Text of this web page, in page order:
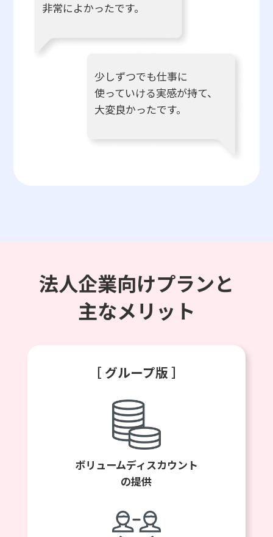
非常によかったです。
少しずつでも仕事に
使っていける実感が持て、
大変良かったです。
法人企業向けプランと
主なメリット
［ グループ版 ］
ボリュームディスカウント
の提供